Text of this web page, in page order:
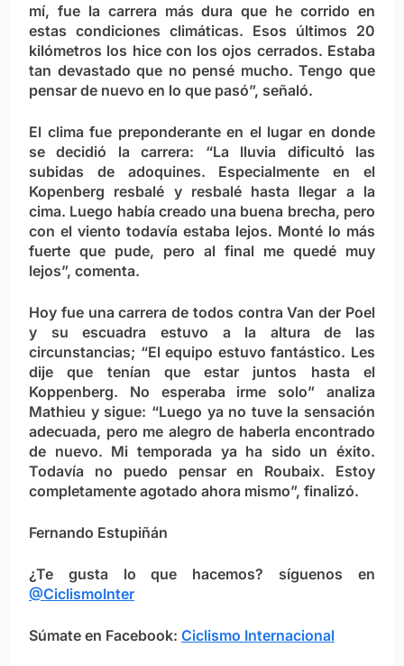
mí, fue la carrera más dura que he corrido en
estas condiciones climáticas. Esos últimos 20
kilómetros los hice con los ojos cerrados. Estaba
tan devastado que no pensé mucho. Tengo que
pensar de nuevo en lo que pasó”, señaló.
El clima fue preponderante en el lugar en donde
se decidió la carrera: “La lluvia dificultó las
subidas de adoquines. Especialmente en el
Kopenberg resbalé y resbalé hasta llegar a la
cima. Luego había creado una buena brecha, pero
con el viento todavía estaba lejos. Monté lo más
fuerte que pude, pero al final me quedé muy
lejos”, comenta.
Hoy fue una carrera de todos contra Van der Poel
y su escuadra estuvo a la altura de las
circunstancias; “El equipo estuvo fantástico. Les
dije que tenían que estar juntos hasta el
Koppenberg. No esperaba irme solo” analiza
Mathieu y sigue: “Luego ya no tuve la sensación
adecuada, pero me alegro de haberla encontrado
de nuevo. Mi temporada ya ha sido un éxito.
Todavía no puedo pensar en Roubaix. Estoy
completamente agotado ahora mismo”, finalizó.
Fernando Estupiñán
¿Te gusta lo que hacemos? síguenos en
@CiclismoInter
Súmate en Facebook: Ciclismo Internacional